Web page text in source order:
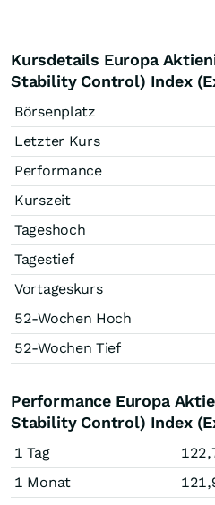
Kursdetails Europa
Stability Control) Index
Börsenplatz
Letzter Kurs
Performance
Kurszeit
Tageshoch
Tagestief
Vortageskurs
52-Wochen Hoch
52-Wochen Tief
Performance Europa
Stability Control) Index
1 Tag
1 Monat